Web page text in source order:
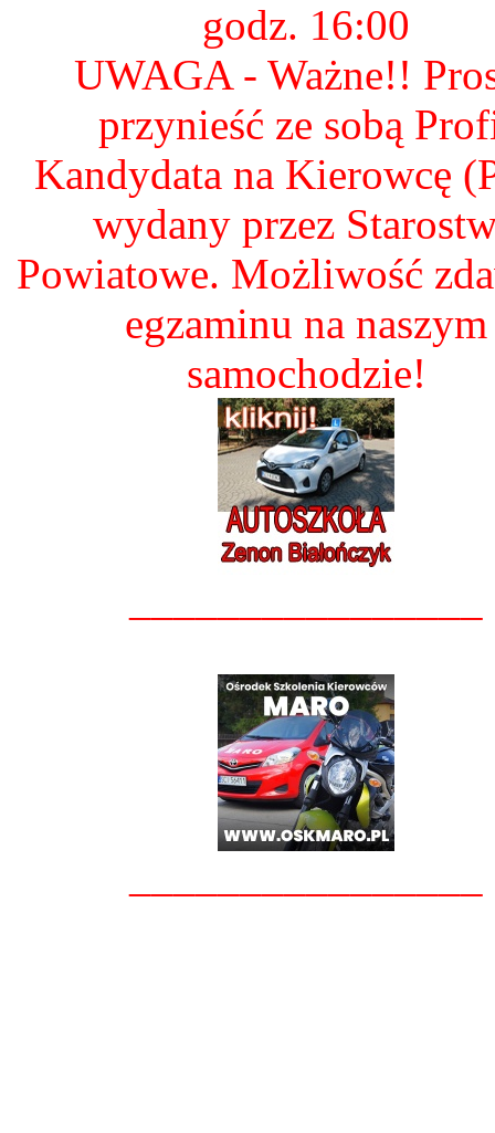
godz. 16:00
UWAGA - Ważne!!
przynieść ze sobą
Kandydata na Kierowcę
wydany przez
Powiatowe. Możliwość
egzaminu na naszym
samochodzie!